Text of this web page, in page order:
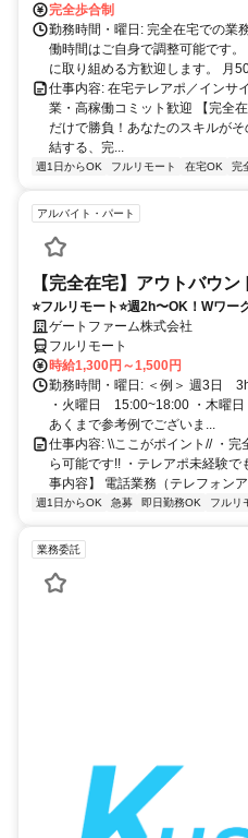
完全歩合制
勤務時間・曜日: 完全在宅での業
働時間はご自身で調整可能です
に取り組める方歓迎します。 月
仕事内容: 在宅テレアポ／インサ
業・高稼働コミット歓迎 【完全
だけで勝負！あなたのスキルが
結する、完...
週1日からOK フルリモート 在宅OK 完
アルバイト・パート
【完全在宅】アウトバウン
⭐️フルリモート⭐️週2h〜OK！Wワー
※PC必須
ゲートファーム株式会社
フルリモート
時給1,300円～1,500円
勤務時間・曜日: ＜例＞ 週3日
・火曜日 15:00~18:00 ・木曜
あくまで参考例でございま...
仕事内容: \\ここがポイント// ・
ら可能です!! ・テレアポ未経験
事内容】 電話業務（テレフォン
週1日からOK 急募 即日勤務OK フルリ
業務委託